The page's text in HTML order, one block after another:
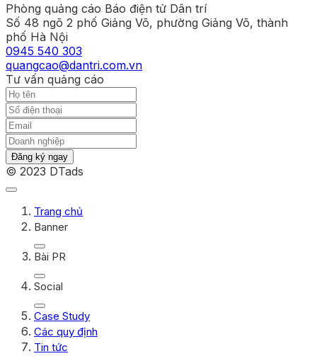
Phòng quảng cáo Báo điện tử Dân trí
Số 48 ngõ 2 phố Giảng Võ, phường Giảng Võ, thành
phố Hà Nội
0945 540 303
quangcao@dantri.com.vn
Tư vấn quảng cáo
Đăng ký ngay
© 2023 DTads
Trang chủ
Banner
Bài PR
Social
Case Study
Các quy định
Tin tức